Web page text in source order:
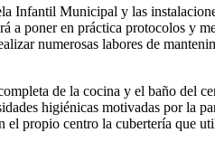
Infantil Municipal y las
poner en práctica protocolos y
numerosas labores de
de la cocina y el baño del
higiénicas motivadas por la
propio centro la cubertería que